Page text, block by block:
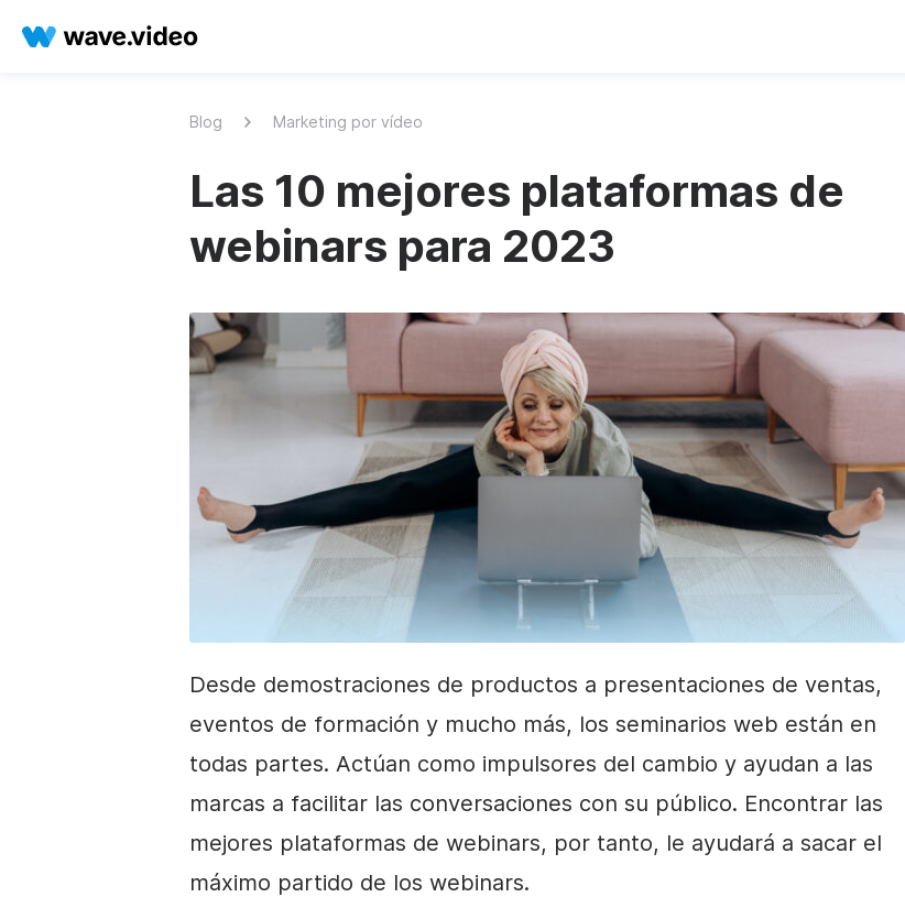
Blog Marketing por vídeo
Las 10 mejores plataformas de
webinars para 2023
Desde demostraciones de productos a presentaciones de ventas,
eventos de formación y mucho más, los seminarios web están en
todas partes. Actúan como impulsores del cambio y ayudan a las
marcas a facilitar las conversaciones con su público. Encontrar las
mejores plataformas de webinars, por tanto, le ayudará a sacar el
máximo partido de los webinars.